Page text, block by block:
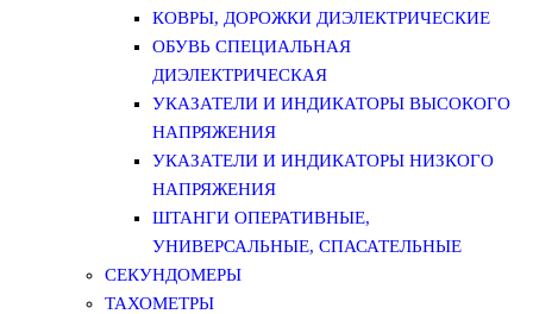
КОВРЫ, ДОРОЖКИ ДИЭЛЕКТРИЧЕСКИЕ
ОБУВЬ СПЕЦИАЛЬНАЯ
ДИЭЛЕКТРИЧЕСКАЯ
УКАЗАТЕЛИ И ИНДИКАТОРЫ ВЫСОКОГО
НАПРЯЖЕНИЯ
УКАЗАТЕЛИ И ИНДИКАТОРЫ НИЗКОГО
НАПРЯЖЕНИЯ
ШТАНГИ ОПЕРАТИВНЫЕ,
УНИВЕРСАЛЬНЫЕ, СПАСАТЕЛЬНЫЕ
СЕКУНДОМЕРЫ
ТАХОМЕТРЫ